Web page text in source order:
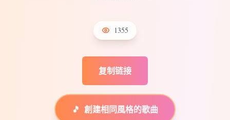
1355
复制链接
🎵 創建相同風格的歌曲